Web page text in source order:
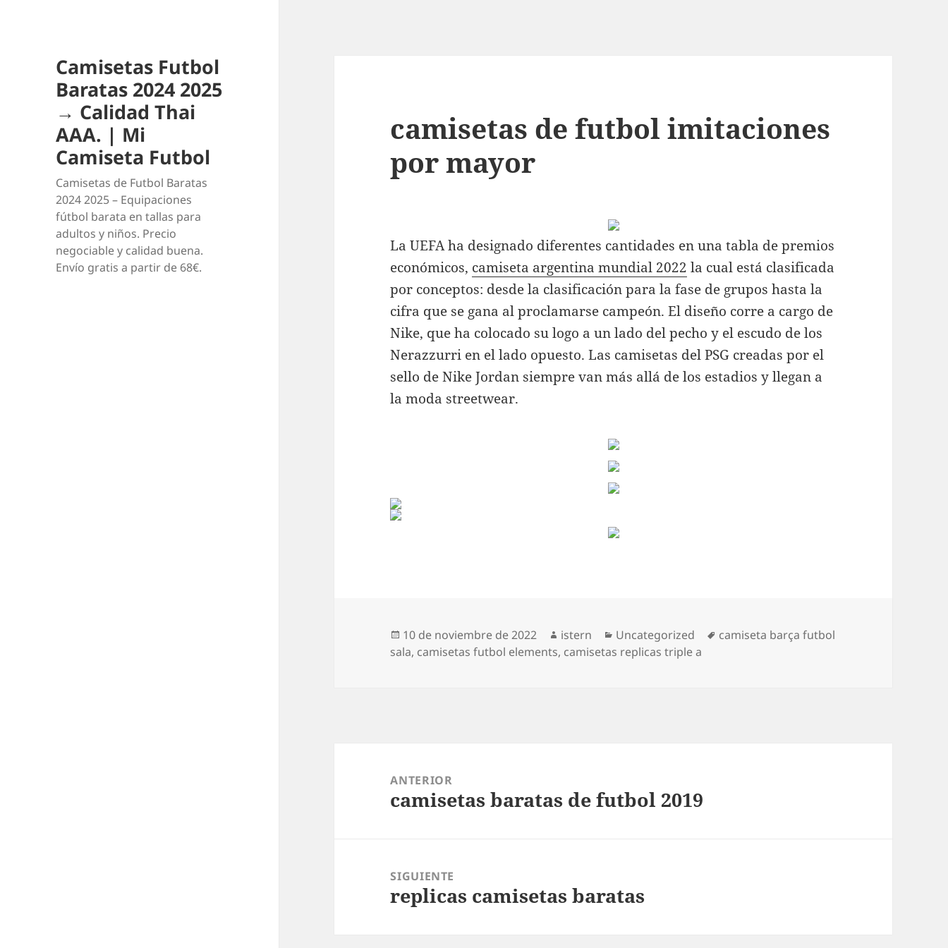
Camisetas Futbol
Baratas 2024 2025
→ Calidad Thai
AAA. | Mi
Camiseta Futbol
Camisetas de Futbol Baratas
2024 2025 – Equipaciones
fútbol barata en tallas para
adultos y niños. Precio
negociable y calidad buena.
Envío gratis a partir de 68€.
camisetas de futbol imitaciones
por mayor
La UEFA ha designado diferentes cantidades en una tabla de premios
económicos, camiseta argentina mundial 2022 la cual está clasificada
por conceptos: desde la clasificación para la fase de grupos hasta la
cifra que se gana al proclamarse campeón. El diseño corre a cargo de
Nike, que ha colocado su logo a un lado del pecho y el escudo de los
Nerazzurri en el lado opuesto. Las camisetas del PSG creadas por el
sello de Nike Jordan siempre van más allá de los estadios y llegan a
la moda streetwear.
Publicado
el
10 de noviembre de 2022 Autor
istern Categorías
Uncategorized Etiquetas
camiseta barça futbol
sala, camisetas futbol elements, camisetas replicas triple a
entradas
ANTERIOR
Entrada
camisetas baratas de futbol 2019
SIGUIENTE
Entrada
replicas camisetas baratas